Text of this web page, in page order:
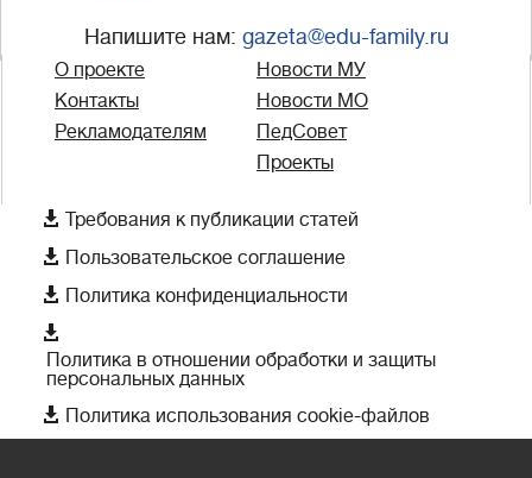
Напишите нам: gazeta@edu-family.ru
О проекте
Контакты
Рекламодателям
Новости МУ
Новости МО
ПедСовет
Проекты
 Требования к публикации статей
 Пользовательское соглашение
 Политика конфиденциальности

Политика в отношении обработки и защиты
персональных данных
 Политика использования cookie-файлов